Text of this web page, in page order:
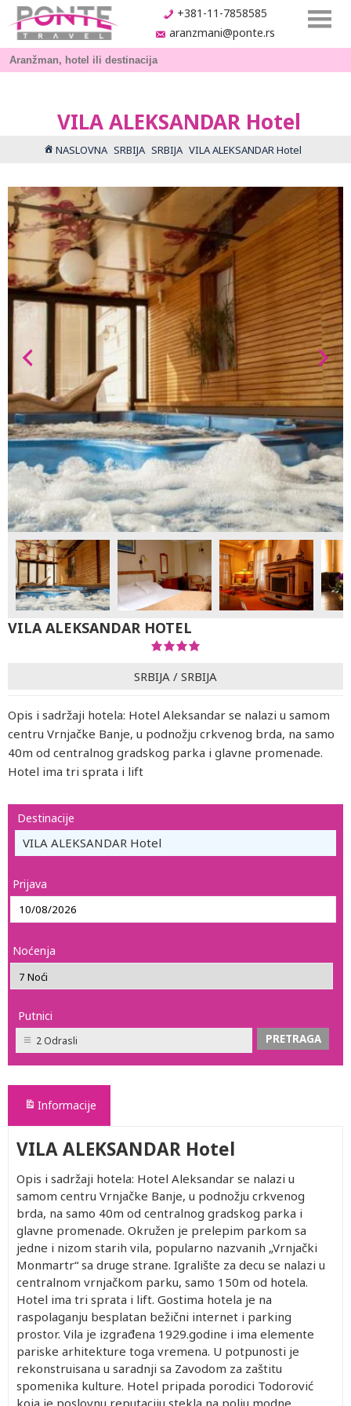
+381-11-7858585
aranzmani@ponte.rs
VILA ALEKSANDAR Hotel
NASLOVNA SRBIJA SRBIJA VILA ALEKSANDAR Hotel
VILA ALEKSANDAR HOTEL
SRBIJA / SRBIJA
Opis i sadržaji hotela: Hotel Aleksandar se nalazi u samom
centru Vrnjačke Banje, u podnožju crkvenog brda, na samo
40m od centralnog gradskog parka i glavne promenade.
Hotel ima tri sprata i lift
Destinacije
VILA ALEKSANDAR Hotel
Prijava
Noćenja
Putnici
2 Odrasli
Informacije
VILA ALEKSANDAR Hotel
Opis i sadržaji hotela: Hotel Aleksandar se nalazi u
samom centru Vrnjačke Banje, u podnožju crkvenog
brda, na samo 40m od centralnog gradskog parka i
glavne promenade. Okružen je prelepim parkom sa
jedne i nizom starih vila, popularno nazvanih „Vrnjački
Monmartr“ sa druge strane. Igralište za decu se nalazi u
centralnom vrnjačkom parku, samo 150m od hotela.
Hotel ima tri sprata i lift. Gostima hotela je na
raspolaganju besplatan bežični internet i parking
prostor. Vila je izgrađena 1929.godine i ima elemente
pariske arhitekture toga vremena. U potpunosti je
rekonstruisana u saradnji sa Zavodom za zaštitu
spomenika kulture. Hotel pripada porodici Todorović
koja je poslovnu reputaciju stekla na polju modne